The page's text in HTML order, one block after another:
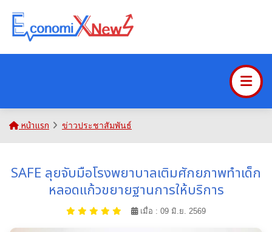
หน้าแรก ข่าวประชาสัมพันธ์
SAFE ลุยจับมือโรงพยาบาลเติมศักยภาพทำเด็ก
หลอดแก้วขยายฐานการให้บริการ
เมื่อ : 09 มิ.ย. 2569